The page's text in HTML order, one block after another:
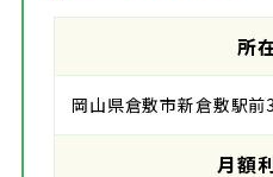
所
岡山県倉敷市新倉敷駅前
月額